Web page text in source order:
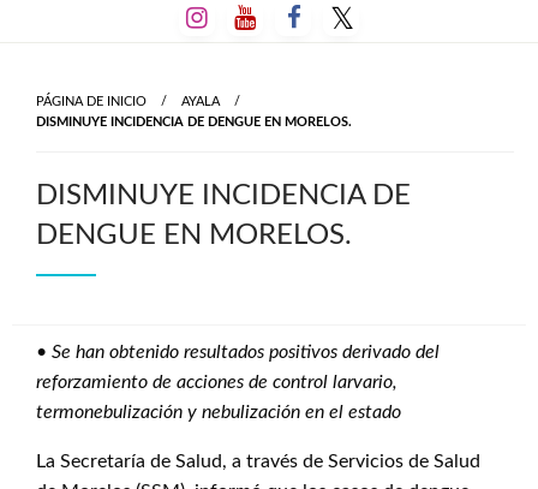
al
PÁGINA DE INICIO
AYALA
DISMINUYE INCIDENCIA DE DENGUE EN MORELOS.
DISMINUYE INCIDENCIA DE
DENGUE EN MORELOS.
• Se han obtenido resultados positivos derivado del
reforzamiento de acciones de control larvario,
termonebulización y nebulización en el estado
La Secretaría de Salud, a través de Servicios de Salud